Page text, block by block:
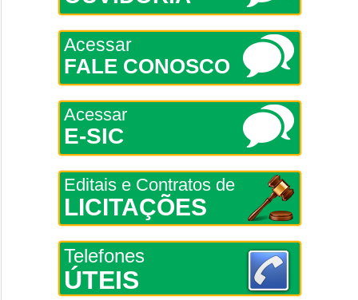
Acessar
FALE CONOSCO
Acessar
E-SIC
Editais e Contratos de
LICITAÇÕES
Telefones
ÚTEIS